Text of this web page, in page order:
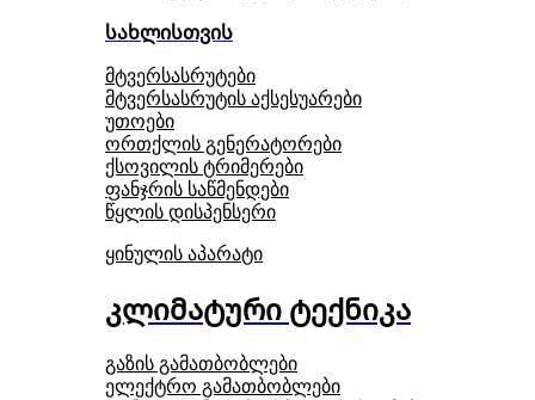
სახლისთვის
მტვერსასრუტები
მტვერსასრუტის აქსესუარები
უთოები
ორთქლის გენერატორები
ქსოვილის ტრიმერები
ფანჯრის საწმენდები
წყლის დისპენსერი
ყინულის აპარატი
კლიმატური ტექნიკა
გაზის გამათბობლები
ელექტრო გამათბობლები